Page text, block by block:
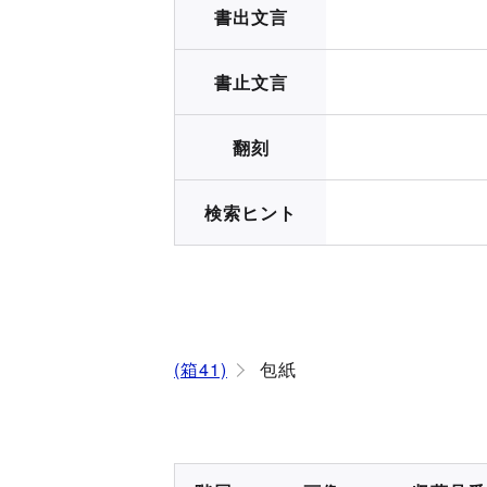
書出文言
書止文言
翻刻
検索ヒント
(箱41) 包紙